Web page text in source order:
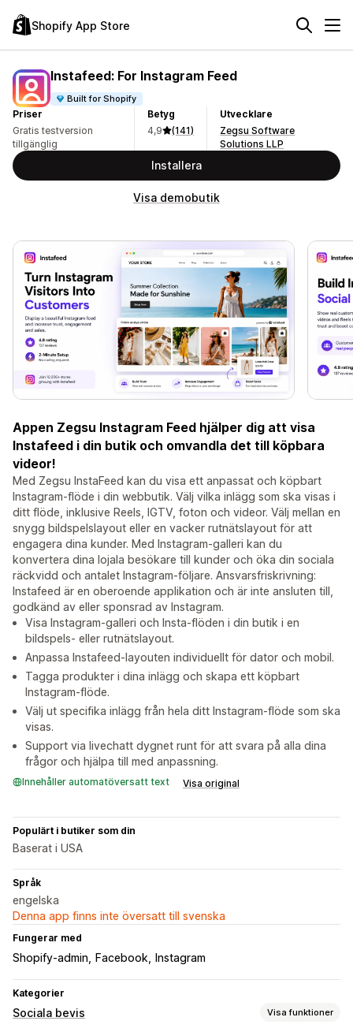
Shopify App Store
Instafeed: For Instagram Feed
Built for Shopify
Priser
Gratis testversion
tillgänglig
Betyg
4,9
(141)
Utvecklare
Zegsu Software
Solutions LLP
Installera
Visa demobutik
Appen Zegsu Instagram Feed hjälper dig att visa
Instafeed i din butik och omvandla det till köpbara
videor!
Med Zegsu InstaFeed kan du visa ett anpassat och köpbart
Instagram-flöde i din webbutik. Välj vilka inlägg som ska visas i
ditt flöde, inklusive Reels, IGTV, foton och videor. Välj mellan en
snygg bildspelslayout eller en vacker rutnätslayout för att
engagera dina kunder. Med Instagram-galleri kan du
konvertera dina lojala besökare till kunder och öka din sociala
räckvidd och antalet Instagram-följare. Ansvarsfriskrivning:
Instafeed är en oberoende applikation och är inte ansluten till,
godkänd av eller sponsrad av Instagram.
Visa Instagram-galleri och Insta-flöden i din butik i en
bildspels- eller rutnätslayout.
Anpassa Instafeed-layouten individuellt för dator och mobil.
Tagga produkter i dina inlägg och skapa ett köpbart
Instagram-flöde.
Välj ut specifika inlägg från hela ditt Instagram-flöde som ska
visas.
Support via livechatt dygnet runt för att svara på alla dina
frågor och hjälpa till med anpassning.
Innehåller automatöversatt text Visa original
Populärt i butiker som din
Baserat i USA
Språk
engelska
Denna app finns inte översatt till svenska
Fungerar med
Shopify-admin Facebook Instagram
Kategorier
Sociala bevis Visa funktioner